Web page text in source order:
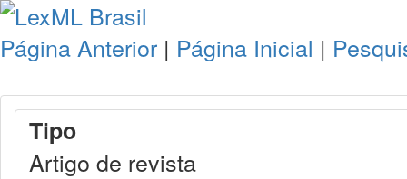
Página Anterior | Página Inicial |
Tipo
Artigo de revista